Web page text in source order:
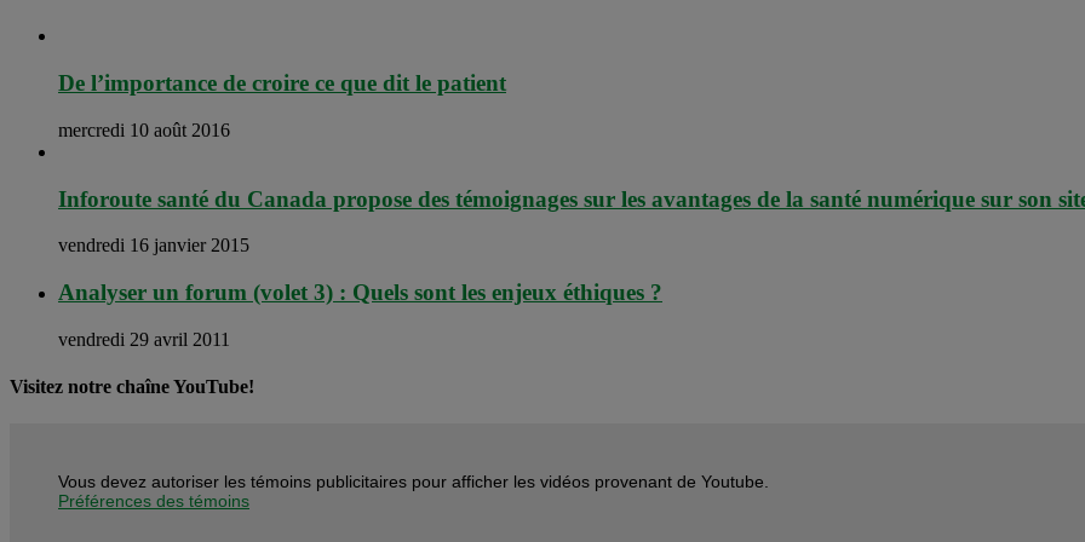
De l’importance de croire ce que dit le patient
mercredi 10 août 2016
Inforoute santé du Canada propose des témoignages sur les avantages de la santé numérique sur son
vendredi 16 janvier 2015
Analyser un forum (volet 3) : Quels sont les enjeux éthiques ?
vendredi 29 avril 2011
Visitez notre chaîne YouTube!
Vous devez autoriser les témoins publicitaires pour afficher les vidéos provenant de Youtube.
Préférences des témoins